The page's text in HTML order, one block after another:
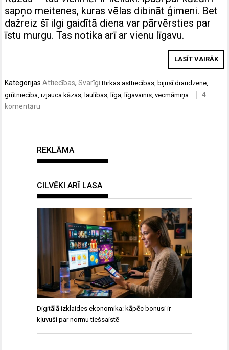
sapņo meitenes, kuras vēlas dibināt ģimeni. Bet
dažreiz šī ilgi gaidītā diena var pārvērsties par
īstu murgu. Tas notika arī ar vienu līgavu.
LASĪT VAIRĀK
KategorijasAttiecības,Svarīgi Birkasasttiecības ,bijusī draudzene
grūtniecība ,izjauca kāzas ,laulības ,līga ,līgavainis ,vecmāmiņa
4
komentāru
REKLĀMA
CILVĒKI ARĪ LASA
Digitālā izklaides ekonomika: kāpēc bonusi ir
kļuvuši par normu tiešsaistē